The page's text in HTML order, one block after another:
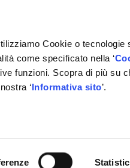
Cookie o
come specificato nella ‘
funzioni. Scopra di più su
‘Informativa sito’.